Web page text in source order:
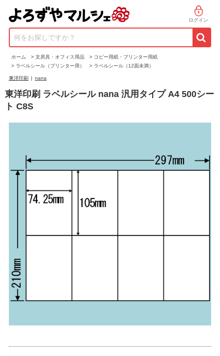
ログイン
何をお探しですか？
ホーム > 文房具・オフィス用品 > コピー用紙・プリンター用紙
> ラベルシール（プリンター用） > ラベルシール（12面未満）
東洋印刷 | nana
東洋印刷 ラベルシール nana 汎用タイプ A4 500シー
ト C8S